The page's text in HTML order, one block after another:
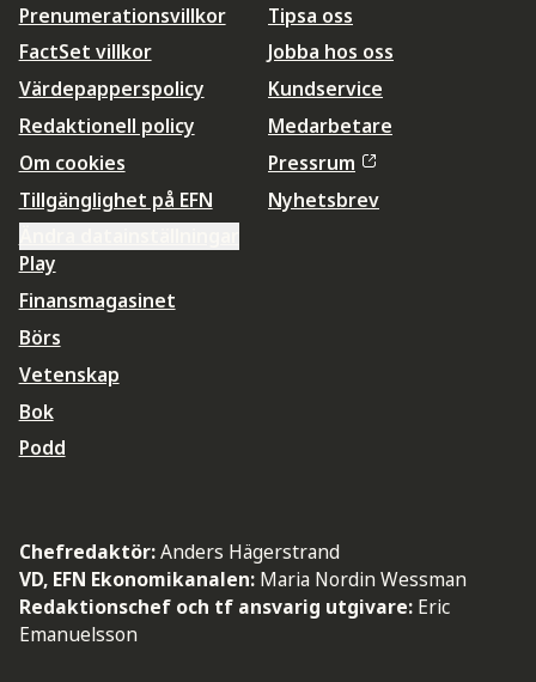
Prenumerationsvillkor
FactSet villkor
Värdepapperspolicy
Redaktionell policy
Om cookies
Tillgänglighet på EFN
Tipsa oss
Jobba hos oss
Kundservice
Medarbetare
Pressrum
Nyhetsbrev
Play
Finansmagasinet
Börs
Vetenskap
Bok
Podd
Chefredaktör:Anders Hägerstrand
VD, EFN Ekonomikanalen: Maria Nordin Wessman
Redaktionschef och tf ansvarig utgivare: Eric
Emanuelsson